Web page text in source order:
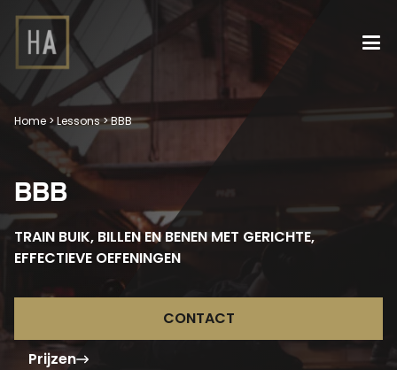
Home >Lessons>BBB
BBB
TRAIN BUIK, BILLEN EN BENEN MET GERICHTE,
EFFECTIEVE OEFENINGEN
CONTACT
Prijzen